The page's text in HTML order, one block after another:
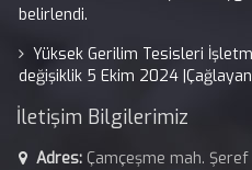
belirlendi.
Yüksek Gerilim Tesisleri
değişiklik 5 Ekim 2024
İletişim Bilgilerimiz
Adres: Çamçeşme mah.